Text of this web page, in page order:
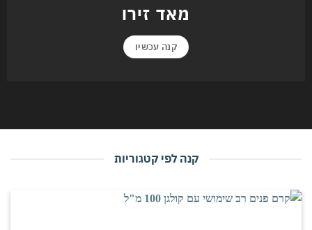
מאד זירו
קנה עכשיו
קנה לפי קטגוריות